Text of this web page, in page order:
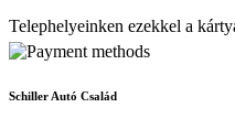
Telephelyeinken ezekkel a
Schiller Autó Család